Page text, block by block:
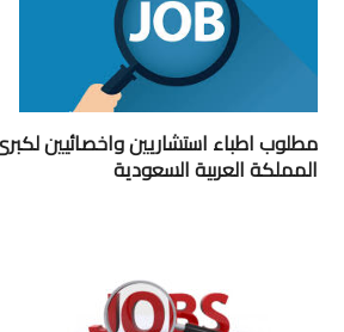
مطلوب اطباء استشاريين واخصائيين
المملكة العربية السعودية